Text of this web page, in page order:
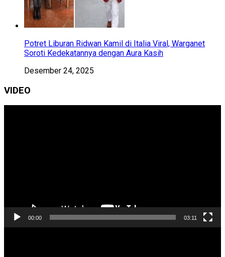
Potret Liburan Ridwan Kamil di Italia Viral, Warganet
Soroti Kedekatannya dengan Aura Kasih
Desember 24, 2025
VIDEO
00:00 03:11